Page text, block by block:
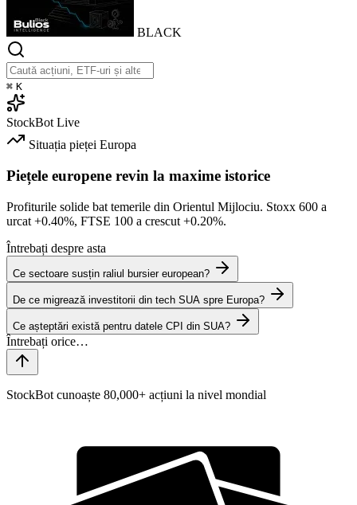
BLACK
⌘ K
StockBot Live
Situația pieței Europa
Piețele europene revin la maxime istorice
Profiturile solide bat temerile din Orientul Mijlociu. Stoxx 600 a
urcat +0.40%, FTSE 100 a crescut +0.20%.
Întrebați despre asta
Ce sectoare susțin raliul bursier european?
De ce migrează investitorii din tech SUA spre Europa?
Ce așteptări există pentru datele CPI din SUA?
StockBot cunoaște 80,000+ acțiuni la nivel mondial